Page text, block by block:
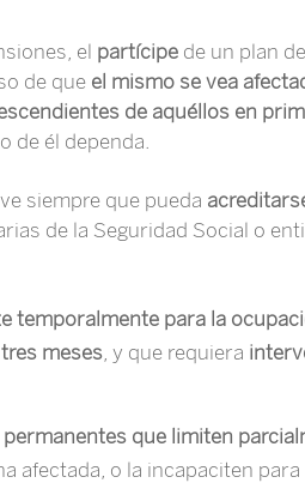
el partícipe de un plan
de que el mismo se vea
de aquéllos en
de él dependa.
siempre que pueda
de la Seguridad Social o
temporalmente para la
meses, y que requiera
permanentes que limiten
afectada, o la incapaciten